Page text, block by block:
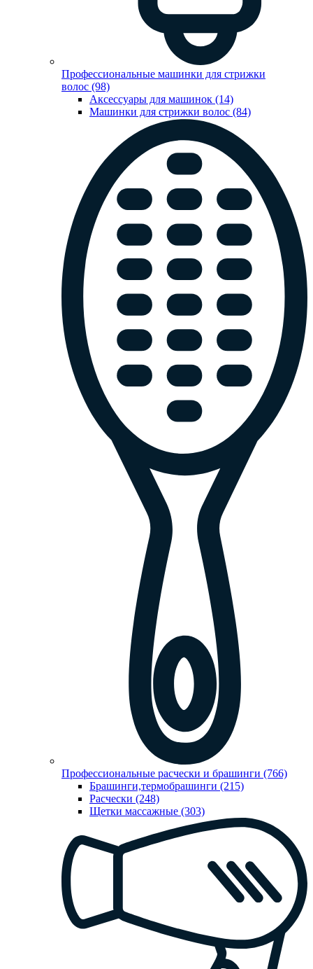
Профессиональные машинки для стрижки
волос (98)
Аксессуары для машинок (14)
Машинки для стрижки волос (84)
Профессиональные расчески и брашинги (766)
Брашинги,термобрашинги (215)
Расчески (248)
Щетки массажные (303)